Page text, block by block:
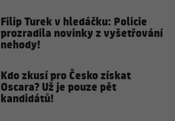
Filip Turek v hledáčku: Policie
prozradila novinky z vyšetřování
nehody!
Kdo zkusí pro Česko získat
Oscara? Už je pouze pět
kandidátů!